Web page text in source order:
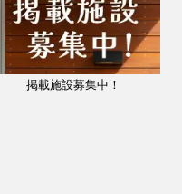
掲載施設募集中！